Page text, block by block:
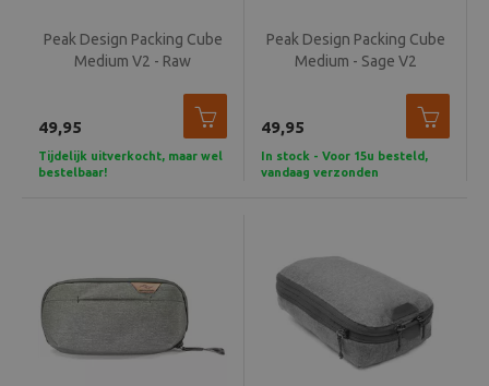
Peak Design Packing Cube
Medium V2 - Raw
49,95
Tijdelijk uitverkocht, maar wel
bestelbaar!
Peak Design Packing Cube
Medium - Sage V2
49,95
In stock - Voor 15u besteld,
vandaag verzonden